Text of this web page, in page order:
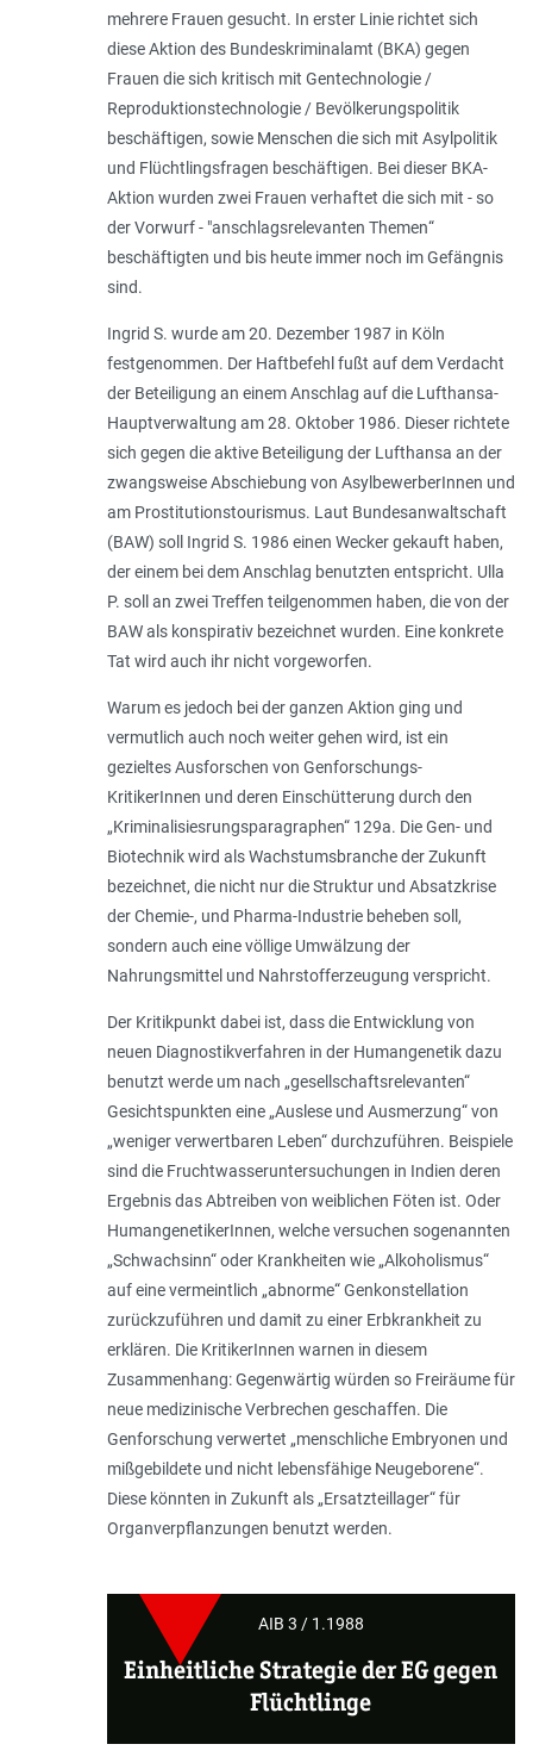
mehrere Frauen gesucht. In erster Linie richtet sich
diese Aktion des Bundeskriminalamt (BKA) gegen
Frauen die sich kritisch mit Gentechnologie /
Reproduktionstechnologie / Bevölkerungspolitik
beschäftigen, sowie Menschen die sich mit Asylpolitik
und Flüchtlingsfragen beschäftigen. Bei dieser BKA-
Aktion wurden zwei Frauen verhaftet die sich mit - so
der Vorwurf - "anschlagsrelevanten Themen“
beschäftigten und bis heute immer noch im Gefängnis
sind.
Ingrid S. wurde am 20. Dezember 1987 in Köln
festgenommen. Der Haftbefehl fußt auf dem Verdacht
der Beteiligung an einem Anschlag auf die Lufthansa-
Hauptverwaltung am 28. Oktober 1986. Dieser richtete
sich gegen die aktive Beteiligung der Lufthansa an der
zwangsweise Abschiebung von AsylbewerberInnen und
am Prostitutionstourismus. Laut Bundesanwaltschaft
(BAW) soll Ingrid S. 1986 einen Wecker gekauft haben,
der einem bei dem Anschlag benutzten entspricht. Ulla
P. soll an zwei Treffen teilgenommen haben, die von der
BAW als konspirativ bezeichnet wurden. Eine konkrete
Tat wird auch ihr nicht vorgeworfen.
Warum es jedoch bei der ganzen Aktion ging und
vermutlich auch noch weiter gehen wird, ist ein
gezieltes Ausforschen von Genforschungs-
KritikerInnen und deren Einschütterung durch den
„Kriminalisiesrungsparagraphen“ 129a. Die Gen- und
Biotechnik wird als Wachstumsbranche der Zukunft
bezeichnet, die nicht nur die Struktur und Absatzkrise
der Chemie-, und Pharma-Industrie beheben soll,
sondern auch eine völlige Umwälzung der
Nahrungsmittel und Nahrstofferzeugung verspricht.
Der Kritikpunkt dabei ist, dass die Entwicklung von
neuen Diagnostikverfahren in der Humangenetik dazu
benutzt werde um nach „gesellschaftsrelevanten“
Gesichtspunkten eine „Auslese und Ausmerzung“ von
„weniger verwertbaren Leben“ durchzuführen. Beispiele
sind die Fruchtwasseruntersuchungen in Indien deren
Ergebnis das Abtreiben von weiblichen Föten ist. Oder
HumangenetikerInnen, welche versuchen sogenannten
„Schwachsinn“ oder Krankheiten wie „Alkoholismus“
auf eine vermeintlich „abnorme“ Genkonstellation
zurückzuführen und damit zu einer Erbkrankheit zu
erklären. Die KritikerInnen warnen in diesem
Zusammenhang: Gegenwärtig würden so Freiräume für
neue medizinische Verbrechen geschaffen. Die
Genforschung verwertet „menschliche Embryonen und
mißgebildete und nicht lebensfähige Neugeborene“.
Diese könnten in Zukunft als „Ersatzteillager“ für
Organverpflanzungen benutzt werden.
AIB 3 / 1.1988
Einheitliche Strategie der EG gegen
Flüchtlinge